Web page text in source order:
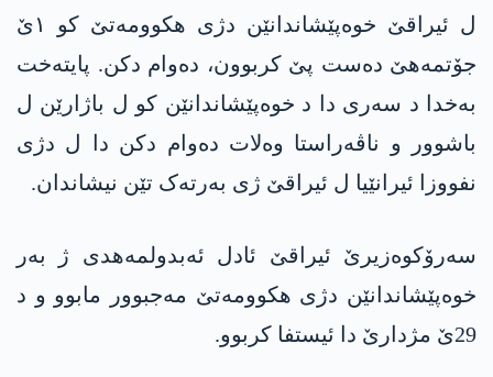
ل ئیراقێ خوەپێشاندانێن دژی ھکوومەتێ کو ١ێ
جۆتمەھێ دەست پێ کربوون، دەوام دکن. پایتەخت
بەخدا د سەری دا د خوەپێشاندانێن کو ل باژارێن ل
باشوور و ناڤەراستا وەلات دەوام دکن دا ل دژی
نفووزا ئیرانێیا ل ئیراقێ ژی بەرتەک تێن نیشاندان.
سەرۆکوەزیرێ ئیراقێ ئادل ئەبدولمەھدی ژ بەر
خوەپێشاندانێن دژی ھکوومەتێ مەجبوور مابوو و د
29ێ مژدارێ دا ئیستفا کربوو.